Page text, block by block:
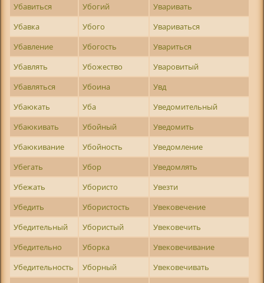
Убавиться
Убогий
Уваривать
Убавка
Убого
Увариваться
Убавление
Убогость
Увариться
Убавлять
Убожество
Уваровитый
Убавляться
Убоина
Увд
Убаюкать
Уба
Уведомительный
Убаюкивать
Убойный
Уведомить
Убаюкивание
Убойность
Уведомление
Убегать
Убор
Уведомлять
Убежать
Убористо
Увезти
Убедить
Убористость
Увековечение
Убедительный
Убористый
Увековечить
Убедительно
Уборка
Увековечивание
Убедительность
Уборный
Увековечивать